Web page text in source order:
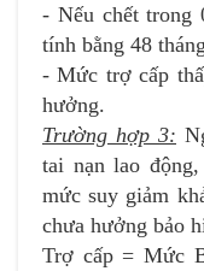
- Nếu chết trong
tính bằng 48
- Mức trợ cấp
hưởng.
Trường hợp 3:
tai nạn lao
mức suy giảm
chưa hưởng bảo
Trợ cấp = Mức